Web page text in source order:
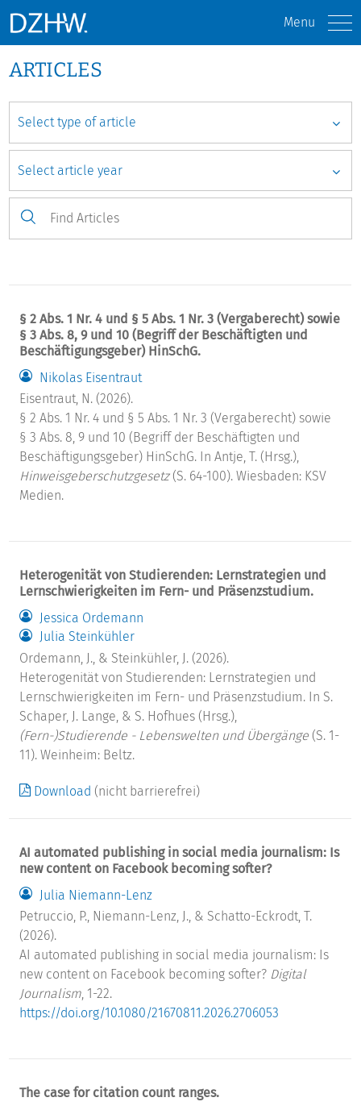
Menu
ARTICLES
§ 2 Abs. 1 Nr. 4 und § 5 Abs. 1 Nr. 3 (Vergaberecht) sowie
§ 3 Abs. 8, 9 und 10 (Begriff der Beschäftigten und
Beschäftigungsgeber) HinSchG.
Nikolas Eisentraut
Eisentraut, N. (2026).
§ 2 Abs. 1 Nr. 4 und § 5 Abs. 1 Nr. 3 (Vergaberecht) sowie
§ 3 Abs. 8, 9 und 10 (Begriff der Beschäftigten und
Beschäftigungsgeber) HinSchG. In Antje, T. (Hrsg.),
Hinweisgeberschutzgesetz(S. 64-100). Wiesbaden: KSV
Medien.
Heterogenität von Studierenden: Lernstrategien und
Lernschwierigkeiten im Fern- und Präsenzstudium.
Jessica Ordemann
Julia Steinkühler
Ordemann, J., & Steinkühler, J. (2026).
Heterogenität von Studierenden: Lernstrategien und
Lernschwierigkeiten im Fern- und Präsenzstudium. In S.
Schaper, J. Lange, & S. Hofhues (Hrsg.),
(Fern-)Studierende - Lebenswelten und Übergänge (S. 1-
11). Weinheim: Beltz.
Download (nicht barrierefrei)
AI automated publishing in social media journalism: Is
new content on Facebook becoming softer?
Julia Niemann-Lenz
Petruccio, P., Niemann-Lenz, J., & Schatto-Eckrodt, T.
(2026).
AI automated publishing in social media journalism: Is
new content on Facebook becoming softer? Digital
Journalism, 1-22.
https://doi.org/10.1080/21670811.2026.2706053
The case for citation count ranges.